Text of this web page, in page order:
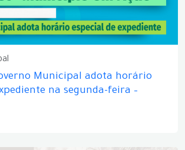
Municipal adota horário
na segunda-feira –